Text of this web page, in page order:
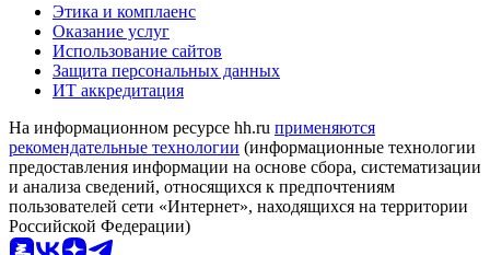
Этика и комплаенс
Оказание услуг
Использование сайтов
Защита персональных данных
ИТ аккредитация
На информационном ресурсе hh.ru применяются
рекомендательные технологии (информационные технологии
предоставления информации на основе сбора, систематизации
и анализа сведений, относящихся к предпочтениям
пользователей сети «Интернет», находящихся на территории
Российской Федерации)